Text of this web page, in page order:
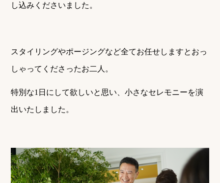
し込みくださいました。
スタイリングやポージングなど全てお任せしますとおっ
しゃってくださったお二人。
特別な1日にして欲しいと思い、小さなセレモニーを演
出いたしました。